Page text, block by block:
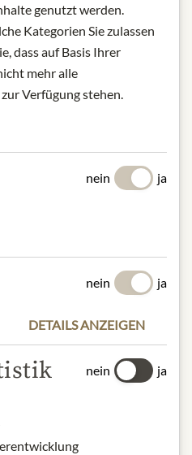
SRL, Viale
Senigallia, Italy
dass das
der Abbildung
ALLERGENE
5%
2184 kJ / 521
Fettsäuren:
g
genutzt werden.
Kategorien Sie zulassen
dass auf Basis Ihrer
mehr alle
Verfügung stehen.
nein ja
nein ja
DETAILS ANZEIGEN
nein ja